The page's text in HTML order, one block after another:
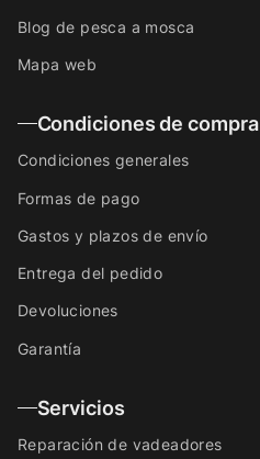
Blog de pesca a mosca
Mapa web
Condiciones de compra
Condiciones generales
Formas de pago
Gastos y plazos de envío
Entrega del pedido
Devoluciones
Garantía
Servicios
Reparación de vadeadores